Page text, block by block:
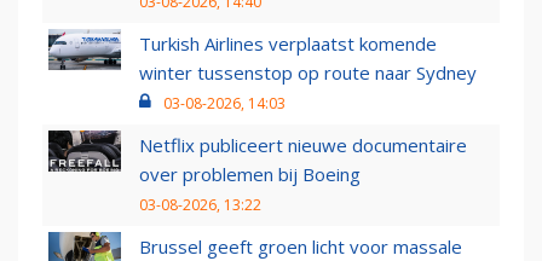
Turkish Airlines verplaatst komende
winter tussenstop op route naar Sydney
03-08-2026, 14:03
Netflix publiceert nieuwe documentaire
over problemen bij Boeing
03-08-2026, 13:22
Brussel geeft groen licht voor massale